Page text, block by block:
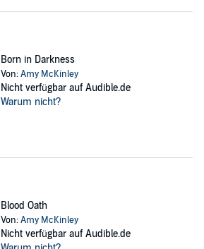
Born in Darkness
Von:Amy McKinley
Nicht verfügbar auf Audible.de
Warum nicht?
Blood Oath
Von:Amy McKinley
Nicht verfügbar auf Audible.de